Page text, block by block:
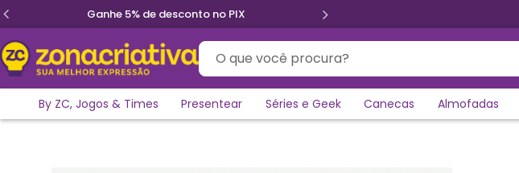
Parcele em até 12x sem juros
O que você procura?
By ZC, Jogos & Times Presentear Séries e Geek Canecas Almofadas